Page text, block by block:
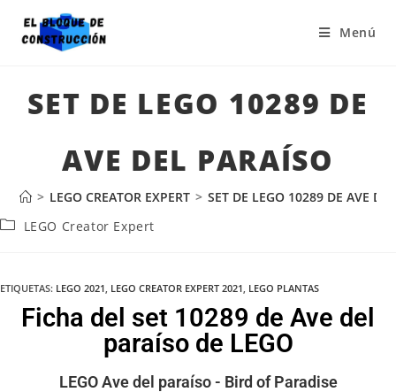
Menú
SET DE LEGO 10289 DE
AVE DEL PARAÍSO
> LEGO CREATOR EXPERT > SET DE LEGO 10289 DE AVE
LEGO Creator Expert
ETIQUETAS: LEGO 2021, LEGO CREATOR EXPERT 2021, LEGO PLANTAS
Ficha del set 10289 de Ave del
paraíso de LEGO
LEGO Ave del paraíso - Bird of Paradise